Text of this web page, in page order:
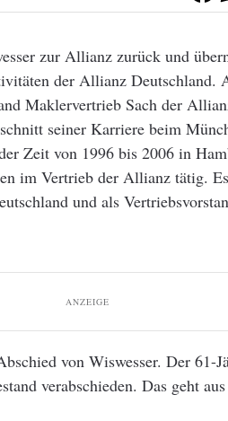
zur Allianz zurück und
der Allianz Deutschland.
Maklervertrieb Sach der
seiner Karriere beim
Zeit von 1996 bis 2006 in
im Vertrieb der Allianz tätig.
und als
ANZEIGE
von Wiswesser. Der 61-
verabschieden. Das geht